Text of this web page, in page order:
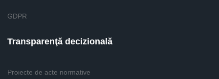
GDPR
Transparenţă decizională
Proiecte de acte normative